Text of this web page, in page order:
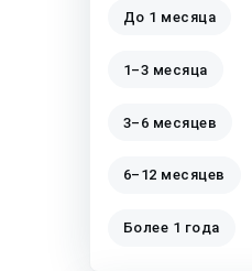
До 1 месяца
1–3 месяца
3–6 месяцев
6–12 месяцев
Более 1 года